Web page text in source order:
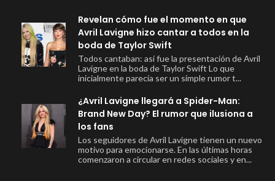
Revelan cómo fue el momento en que
Avril Lavigne hizo cantar a todos en la
boda de Taylor Swift
Todos cantaban: así fue la presentación de Avril
Lavigne en la boda de Taylor Swift Lo que
inicialmente parecía ser un simple rumor t...
¿Avril Lavigne llegará a Spider-Man:
Brand New Day? El rumor que ilusiona a
los fans
Los seguidores de Avril Lavigne tienen un nuevo
motivo para emocionarse. En las últimas horas
comenzaron a circular en redes sociales y en...